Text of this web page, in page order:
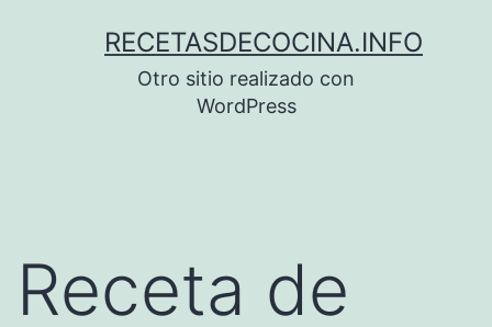
RECETASDECOCINA.INFO
Otro sitio realizado con
WordPress
Receta de